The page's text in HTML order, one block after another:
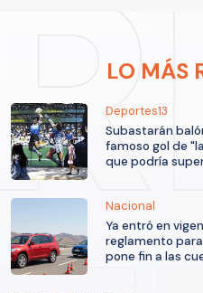
LO MÁS
Deportes13
Subastarán
famoso gol de
que podría
Nacional
Ya entró en
reglamento
pone fin a las